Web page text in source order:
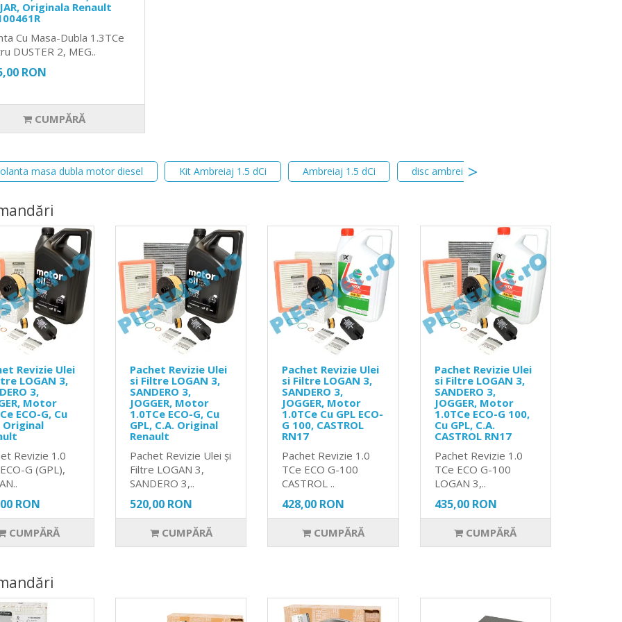
Originala Renault
Cu Masa-Dubla 1.3TCe
DUSTER 2, MEG..
RON
CUMPĂRĂ
masa dubla motor diesel Kit Ambreiaj 1.5 dCi Ambreiaj 1.5 dCi disc ambreiaj 1.5 dCi
Revizie Ulei
LOGAN 3,
3,
Motor
ECO-G, Cu
Original
Revizie 1.0
G (GPL),
RON
CUMPĂRĂ
Pachet Revizie Ulei
si Filtre LOGAN 3,
SANDERO 3,
JOGGER, Motor
1.0TCe ECO-G, Cu
GPL, C.A. Original
Renault
Pachet Revizie Ulei și
Filtre LOGAN 3,
SANDERO 3,..
520,00 RON
CUMPĂRĂ
Pachet Revizie Ulei
si Filtre LOGAN 3,
SANDERO 3,
JOGGER, Motor
1.0TCe Cu GPL ECO-
G 100, CASTROL
RN17
Pachet Revizie 1.0
TCe ECO G-100
CASTROL ..
428,00 RON
CUMPĂRĂ
Pachet Revizie Ulei
si Filtre LOGAN 3,
SANDERO 3,
JOGGER, Motor
1.0TCe ECO-G 100,
Cu GPL, C.A.
CASTROL RN17
Pachet Revizie 1.0
TCe ECO G-100
LOGAN 3,..
435,00 RON
CUMPĂRĂ